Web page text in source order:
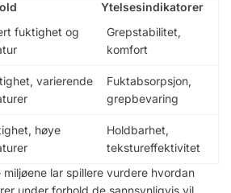
Ytelsesindikatorer
fuktighet og
Grepstabilitet,
komfort
varierende
Fuktabsorpsjon,
grepbevaring
høye
Holdbarhet,
tekstureffektivitet
lar spillere vurdere hvordan
under forhold de sannsynligvis vil